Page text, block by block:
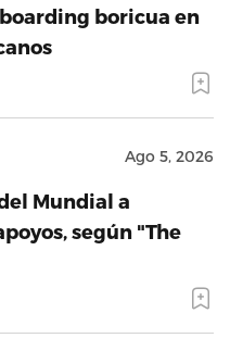
boricua en
Ago 5, 2026
Mundial a
según "The